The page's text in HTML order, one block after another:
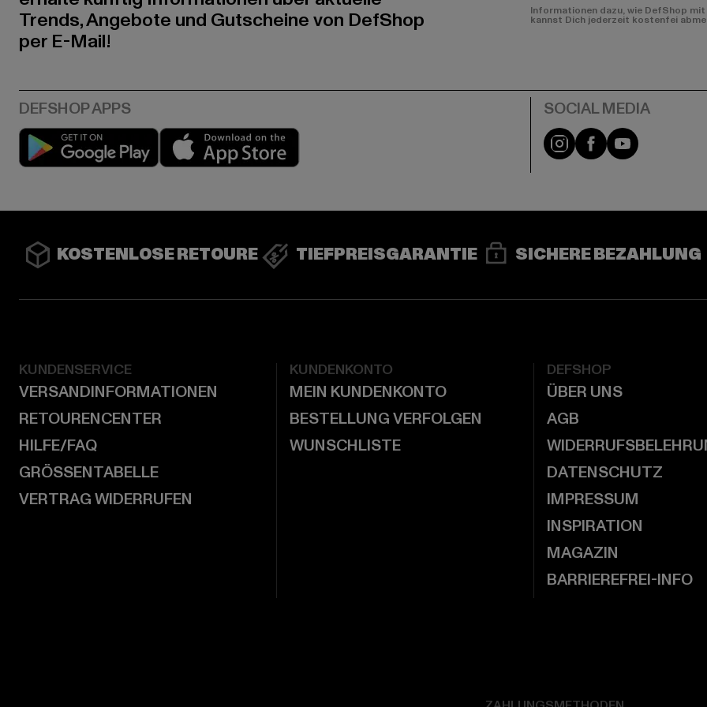
Trends, Angebote und Gutscheine von DefShop
per E-Mail!
Informationen dazu, wie DefShop
kannst Dich jederzeit kostenfei
Play market Instagram
FacebookYouTube
KOSTENLOSE RETOURE TIEFPREISGARANTIE SICHERE BEZAHLUNG
KUNDENSERVICE
VERSANDINFORMATIONEN
RETOURENCENTER
HILFE/FAQ
GRÖSSENTABELLE
VERTRAG WIDERRUFEN
KUNDENKONTO
MEIN KUNDENKONTO
BESTELLUNG VERFOLGEN
WUNSCHLISTE
DEFSHOP
ÜBER UNS
AGB
DATENSCHUTZ
IMPRESSUM
INSPIRATION
MAGAZIN
BARRIEREFREI-INFO